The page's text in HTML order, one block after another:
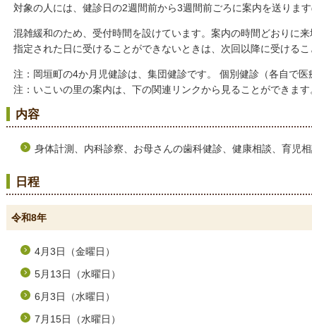
対象の人には、健診日の2週間前から3週間前ごろに案内を送ります
混雑緩和のため、受付時間を設けています。案内の時間どおりに来
指定された日に受けることができないときは、次回以降に受けるこ
注：岡垣町の4か月児健診は、集団健診です。 個別健診（各自で医
注：いこいの里の案内は、下の関連リンクから見ることができます
内容
身体計測、内科診察、お母さんの歯科健診、健康相談、育児
日程
令和8年
4月3日（金曜日）
5月13日（水曜日）
6月3日（水曜日）
7月15日（水曜日）